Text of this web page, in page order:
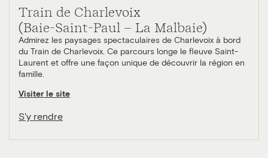
Train de Charlevoix
(Baie-Saint-Paul – La Malbaie)
Admirez les paysages spectaculaires de Charlevoix à bord
du Train de Charlevoix. Ce parcours longe le fleuve Saint-
Laurent et offre une façon unique de découvrir la région en
famille.
Visiter le site
S'y rendre